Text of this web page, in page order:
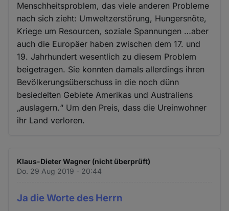
Menschheitsproblem, das viele anderen Probleme
nach sich zieht: Umweltzerstörung, Hungersnöte,
Kriege um Resourcen, soziale Spannungen …aber
auch die Europäer haben zwischen dem 17. und
19. Jahrhundert wesentlich zu diesem Problem
beigetragen. Sie konnten damals allerdings ihren
Bevölkerungsüberschuss in die noch dünn
besiedelten Gebiete Amerikas und Australiens
„auslagern.“ Um den Preis, dass die Ureinwohner
ihr Land verloren.
Klaus-Dieter Wagner (nicht überprüft)
Do. 29 Aug 2019 - 20:44
Ja die Worte des Herrn